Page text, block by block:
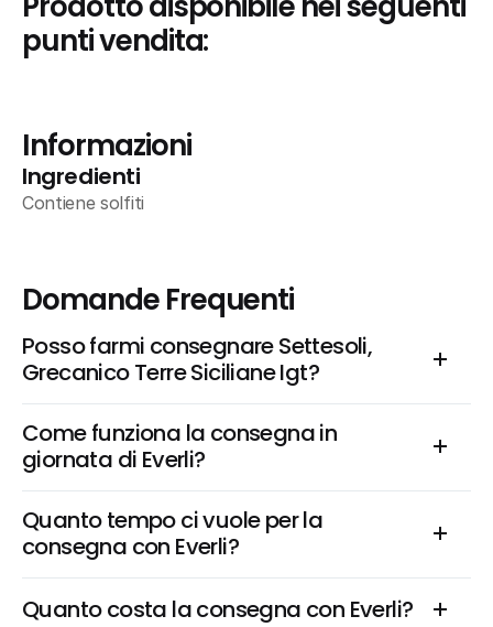
punti vendita:
Informazioni
Ingredienti
Contiene solfiti
Domande Frequenti
Posso farmi consegnare Settesoli,
Grecanico Terre Siciliane Igt?
Come funziona la consegna in
giornata di Everli?
Quanto tempo ci vuole per la
consegna con Everli?
Quanto costa la consegna con Everli?